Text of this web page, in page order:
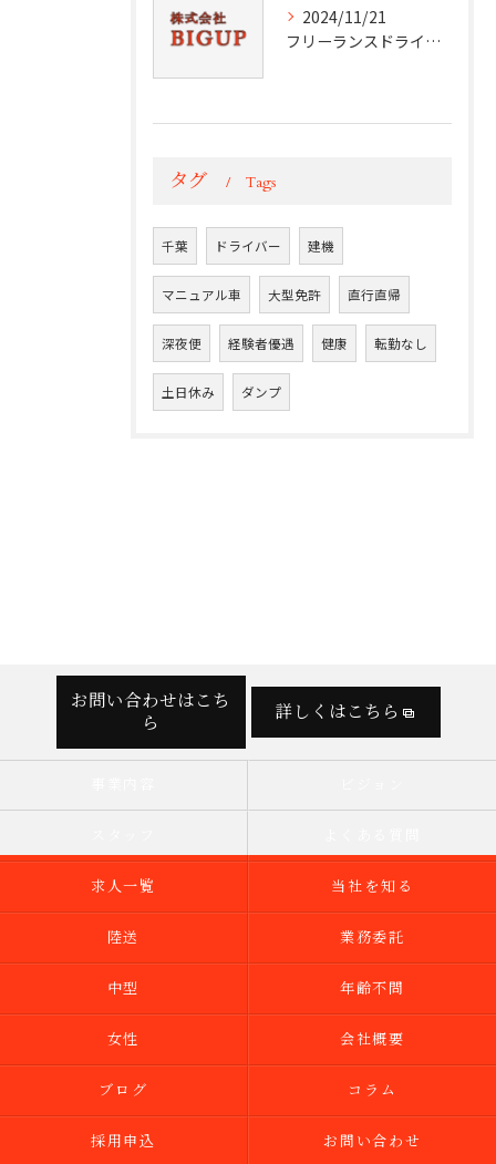
2024/11/21
フリーランスドライバーの挑戦と成功
タグ Tags
千葉 ドライバー 建機
マニュアル車 大型免許 直行直帰
深夜便 経験者優遇 健康 転勤なし
土日休み ダンプ
お問い合わせはこち
ら
詳しくはこちら
求人一覧 当社を知る
陸送 業務委託
中型 年齢不問
女性 会社概要
ブログ コラム
採用申込 お問い合わせ